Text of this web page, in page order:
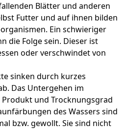
Blätter und anderen
Futter und auf ihnen bilden
Ein schwieriger
die Folge sein. Dieser ist
oder verschwindet von
sinken durch kurzes
Das Untergehen im
und Trocknungsgrad
des Wassers sind
bzw. gewollt. Sie sind nicht